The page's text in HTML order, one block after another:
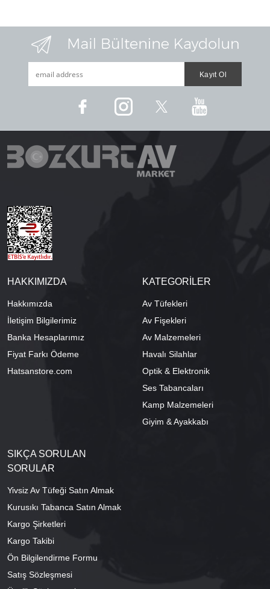
HAKKIMIZDA
Hakkımızda
İletişim Bilgilerimiz
Banka Hesaplarımız
Fiyat Farkı Ödeme
Hatsanstore.com
KATEGORİLER
Av Tüfekleri
Av Fişekleri
Av Malzemeleri
Havalı Silahlar
Optik & Elektronik
Ses Tabancaları
Kamp Malzemeleri
Giyim & Ayakkabı
SIKÇA SORULAN
SORULAR
Yivsiz Av Tüfeği Satın Almak
Kurusıkı Tabanca Satın Almak
Kargo Şirketleri
Kargo Takibi
Ön Bilgilendirme Formu
Satış Sözleşmesi